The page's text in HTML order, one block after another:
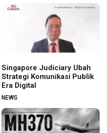
Singapore Judiciary Ubah
Strategi Komunikasi Publik
Era Digital
NEWS